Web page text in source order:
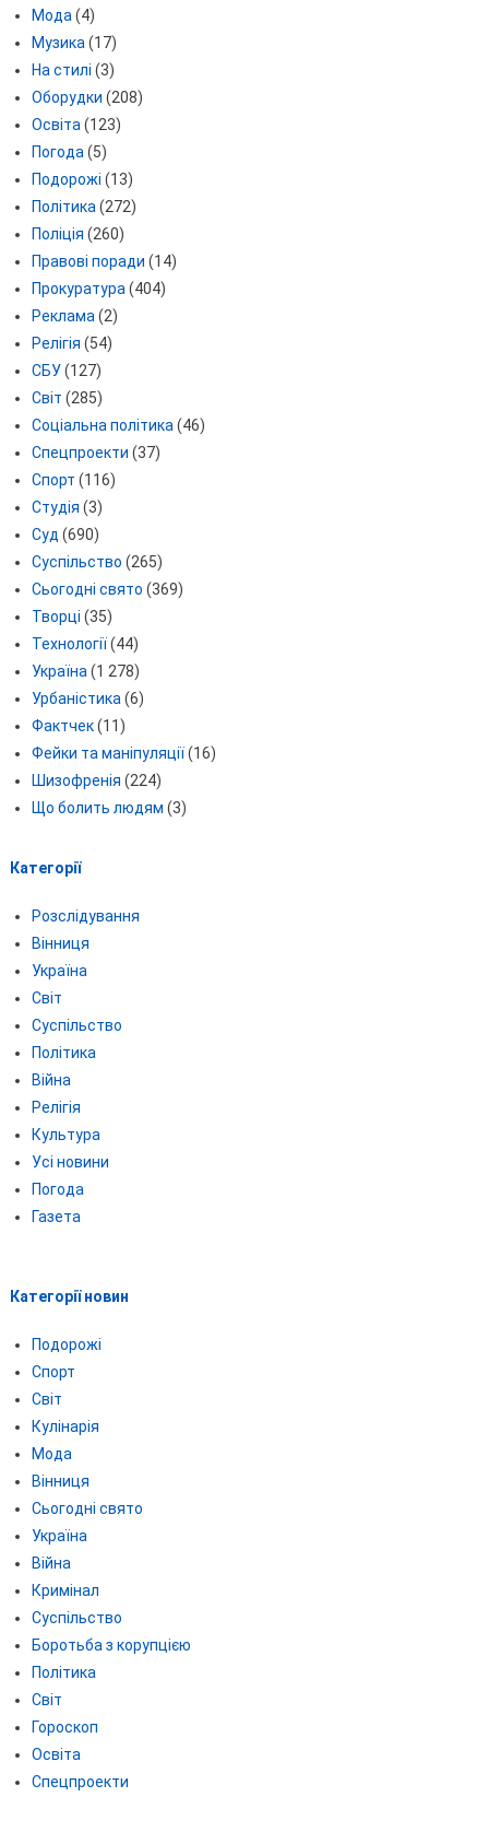
Мода (4)
Музика (17)
На стилі (3)
Оборудки (208)
Освіта (123)
Погода (5)
Подорожі (13)
Політика (272)
Поліція (260)
Правові поради (14)
Прокуратура (404)
Реклама (2)
Релігія (54)
СБУ(127)
Світ (285)
Соціальна політика (46)
Спецпроекти (37)
Спорт (116)
Студія (3)
Суд (690)
Суспільство (265)
Сьогодні свято (369)
Творці (35)
Технології(44)
Україна (1 278)
Урбаністика (6)
Фактчек(11)
Фейки та маніпуляції(16)
Шизофренія (224)
Що болить людям (3)
Категорії
Розслідування
Вінниця
Україна
Світ
Суспільство
Політика
Війна
Релігія
Культура
Усі новини
Погода
Газета
Категорії новин
Подорожі
Спорт
Світ
Кулінарія
Мода
Вінниця
Сьогодні свято
Україна
Війна
Кримінал
Суспільство
Боротьба з корупцією
Політика
Світ
Гороскоп
Освіта
Спецпроекти